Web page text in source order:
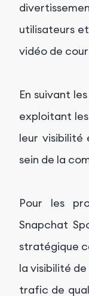
utilisateurs
vidéo de
En suivant
exploitant
leur visibilité
sein de la
Pour les
Snapchat
stratégique
la visibilité
trafic de